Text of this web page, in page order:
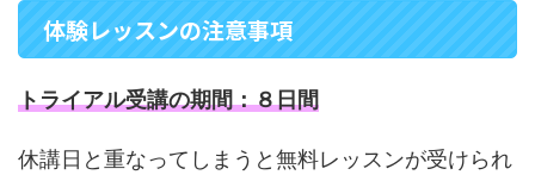
体験レッスンの注意事項
トライアル受講の期間：８日間
休講日と重なってしまうと無料レッスンが受けられ